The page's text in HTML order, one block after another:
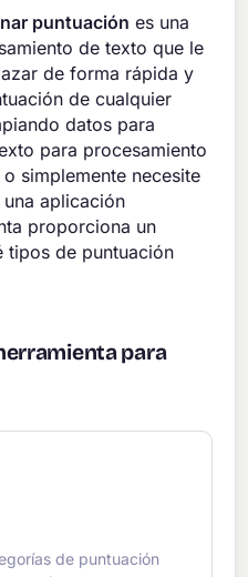
puntuación es una
de texto que le
de forma rápida y
de cualquier
datos para
para procesamiento
simplemente necesite
aplicación
proporciona un
tipos de puntuación
para
de puntuación